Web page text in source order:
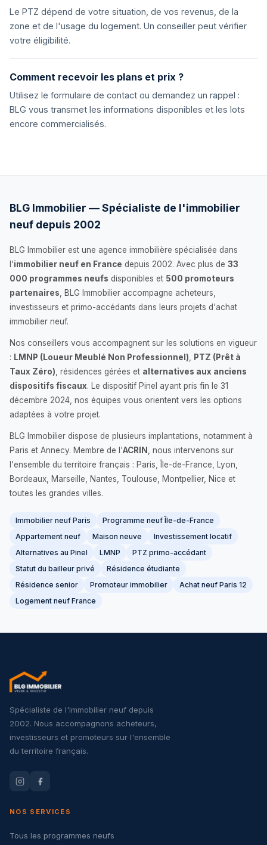
Le PTZ dépend de votre situation, de vos revenus, de la
zone et de l'usage du logement. Un conseiller peut vérifier
votre éligibilité.
Comment recevoir les plans et prix ?
Utilisez le formulaire de contact ou demandez un rappel :
BLG vous transmet les informations disponibles et les lots
encore commercialisés.
BLG Immobilier — Spécialiste de l'immobilier
neuf depuis 2002
BLG Immobilier est une agence immobilière spécialisée dans
l'immobilier neuf en France depuis 2002. Avec plus de 33
000 programmes neufs disponibles et 500 promoteurs
partenaires , BLG Immobilier accompagne acheteurs,
investisseurs et primo-accédants dans leurs projets d'achat
immobilier neuf.
Nos conseillers vous accompagnent sur les solutions en vigueur
: LMNP (Loueur Meublé Non Professionnel)
PTZ (Prêt à
Taux Zéro) , résidences gérées et alternatives aux anciens
dispositifs fiscaux. Le dispositif Pinel ayant pris fin le 31
décembre 2024, nos équipes vous orientent vers les options
adaptées à votre projet.
BLG Immobilier dispose de plusieurs implantations, notamment à
Paris et Annecy. Membre de l'ACRIN
, nous intervenons sur
l'ensemble du territoire français : Paris, Île-de-France, Lyon,
Bordeaux, Marseille, Nantes, Toulouse, Montpellier, Nice et
toutes les grandes villes.
Immobilier neuf Paris
Programme neuf Île-de-France
Appartement neuf
Maison neuve
Investissement locatif
Alternatives au Pinel
LMNP
PTZ primo-accédant
Statut du bailleur privé
Résidence étudiante
Résidence senior
Promoteur immobilier
Achat neuf Paris 12
Logement neuf France
Spécialiste de l'immobilier neuf depuis
2002. Nous accompagnons acheteurs,
investisseurs et promoteurs sur l'ensemble
du territoire français.
NOS SERVICES
Tous les programmes neufs